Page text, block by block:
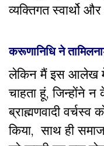
व्यक्तिगत स्वार्थो
करूणानिधि ने
लेकिन मैं इस आलेख में
चाहता हूं, जिन्होंने
ब्राह्मणवादी
किया, साथ ही